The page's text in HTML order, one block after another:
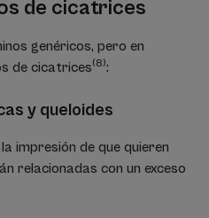
de cicatrices
genéricos, pero en
de cicatrices(8):
y queloides
impresión de que quieren
relacionadas con un exceso